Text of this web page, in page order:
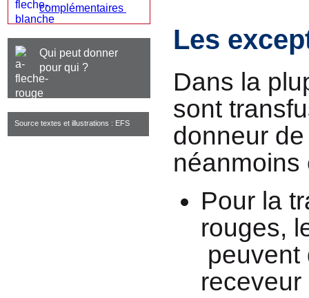
complémentaires
Qui peut donner
pour qui ?
Source textes et illustrations : EFS
Les
Dans la
sont
donneur
Pour la
rouges,
peuvent